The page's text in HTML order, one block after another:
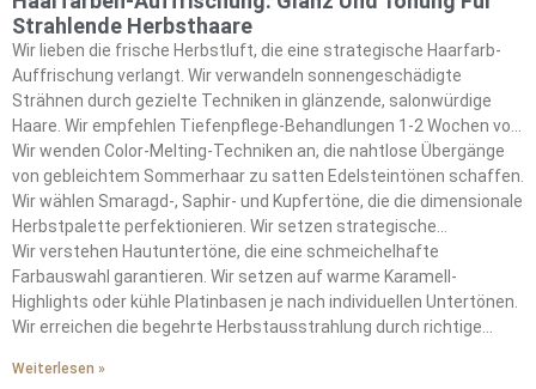
Strahlende Herbsthaare
Wir lieben die frische Herbstluft, die eine strategische Haarfarb-
Auffrischung verlangt. Wir verwandeln sonnengeschädigte
Strähnen durch gezielte Techniken in glänzende, salonwürdige
Haare. Wir empfehlen Tiefenpflege-Behandlungen 1-2 Wochen vor
jeder Farbbehandlung. Wir nutzen proteinreiche Masken mit
Kakaosamen-Butter und Kokosöl, die Sonnen- und Chlorschäden
reparieren.
Wir wenden Color-Melting-Techniken an, die nahtlose Übergänge
von gebleichtem Sommerhaar zu satten Edelsteintönen schaffen.
Wir wählen Smaragd-, Saphir- und Kupfertöne, die die dimensionale
Herbstpalette perfektionieren. Wir setzen strategische
Tönungsshampoos und sulfatfreie Formeln ein, die die
Leuchtkraft bewahren und gleichzeitig unerwünschte Gelbstiche
bekämpfen.
Wir verstehen Hautuntertöne, die eine schmeichelhafte
Farbauswahl garantieren. Wir setzen auf warme Karamell-
Highlights oder kühle Platinbasen je nach individuellen Untertönen.
Wir erreichen die begehrte Herbstausstrahlung durch richtige
Farbintegrität und Haargesundheit erhalten.
Weiterlesen »